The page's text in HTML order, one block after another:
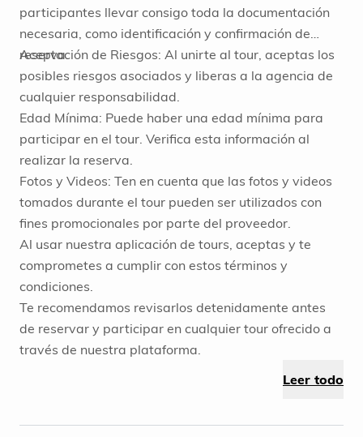
participantes llevar consigo toda la documentación
necesaria, como identificación y confirmación de
reserva.
Aceptación de Riesgos: Al unirte al tour, aceptas los
posibles riesgos asociados y liberas a la agencia de
cualquier responsabilidad.
Edad Mínima: Puede haber una edad mínima para
participar en el tour. Verifica esta información al
realizar la reserva.
Fotos y Videos: Ten en cuenta que las fotos y videos
tomados durante el tour pueden ser utilizados con
fines promocionales por parte del proveedor.
Al usar nuestra aplicación de tours, aceptas y te
comprometes a cumplir con estos términos y
condiciones.
Te recomendamos revisarlos detenidamente antes
de reservar y participar en cualquier tour ofrecido a
través de nuestra plataforma.
Leer todo